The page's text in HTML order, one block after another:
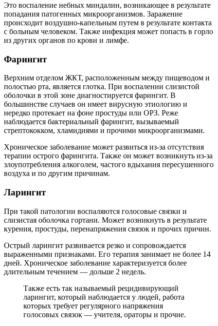
Это воспаление небных миндалин, возникающее в результате
попадания патогенных микроорганизмов. Заражение
происходит воздушно-капельным путем в результате контакта
с больным человеком. Также инфекция может попасть в горло
из других органов по крови и лимфе.
Фарингит
Верхним отделом ЖКТ, расположенным между пищеводом и
полостью рта, является глотка. При воспалении слизистой
оболочки в этой зоне диагностируется фарингит. В
большинстве случаев он имеет вирусную этиологию и
нередко протекает на фоне простуды или ОРЗ. Реже
наблюдается бактериальный фарингит, вызываемый
стрептококком, хламидиями и прочими микроорганизмами.
Хроническое заболевание может развиться из-за отсутствия
терапии острого фарингита. Также он может возникнуть из-за
злоупотребления алкоголем, частого вдыхания пересушенного
воздуха и по другим причинам.
Ларингит
При такой патологии воспаляются голосовые связки и
слизистая оболочка гортани. Может возникнуть в результате
курения, простуды, перенапряжения связок и прочих причин.
Острый ларингит развивается резко и сопровождается
выраженными признаками. Его терапия занимает не более 14
дней. Хроническое заболевание характеризуется более
длительным течением — дольше 2 недель.
Также есть так называемый рецидивирующий
ларингит, который наблюдается у людей, работа
которых требует регулярного напряжения
голосовых связок — учителя, ораторы и прочие.